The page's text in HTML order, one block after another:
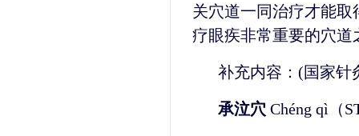
关穴道一同治疗才能
疗眼疾非常重要的穴道
补充内容：(国家针
承泣穴 Chéng qì（